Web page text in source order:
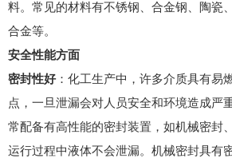
料。常见的材料有不锈钢、合金钢、陶瓷
合金等。
安全性能方面
密封性好：化工生产中，许多介质具有易
点，一旦泄漏会对人员安全和环境造成严
常配备有高性能的密封装置，如机械密封
运行过程中液体不会泄漏。机械密封具有